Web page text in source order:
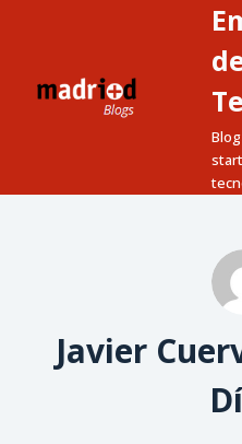
a
Javier